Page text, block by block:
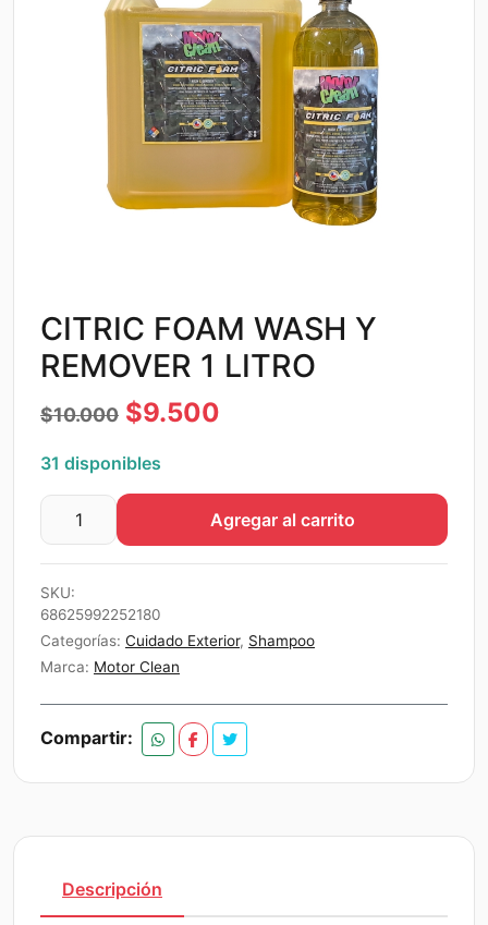
CITRIC FOAM WASH Y
REMOVER 1 LITRO
$10.000 El
precio
original
$10.000.
$9.500
actual
es:
$9.500.
31 disponibles
CITRIC
FOAM
WASH
Y
REMOVER
1
Agregar al carrito
SKU:
68625992252180
Categorías: Cuidado Exterior, Shampoo
Marca: Motor Clean
Compartir:
Descripción